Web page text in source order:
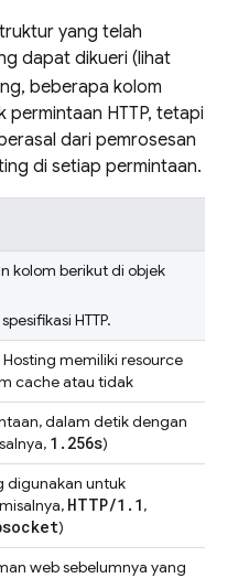
yang telah
dapat dikueri (lihat
, beberapa kolom
HTTP, tetapi
dari pemrosesan
di setiap permintaan.
kolom berikut di objek
HTTP.
Hosting memiliki resource
cache atau tidak
dalam detik dengan
1 . 256s)
digunakan untuk
HTTP/1 . 1,
)
web sebelumnya yang